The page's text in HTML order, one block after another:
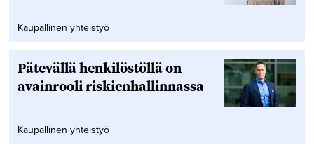
Kaupallinen yhteistyö
Pätevällä henkilöstöllä on
avainrooli riskienhallinnassa
Kaupallinen yhteistyö